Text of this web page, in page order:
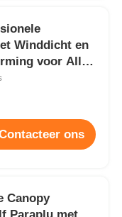
Winddicht en
voor Alle
ons
Canopy
Paraplu met